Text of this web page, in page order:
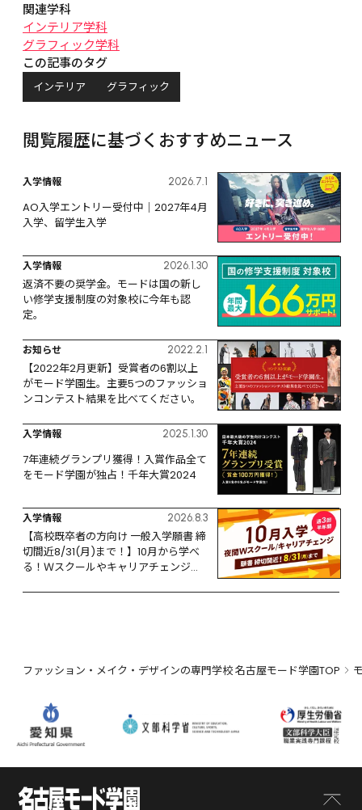
関連学科
インテリア学科
グラフィック学科
この記事のタグ
インテリア グラフィック
閲覧履歴に基づくおすすめニュース
入学情報 2026.7.1
AO入学エントリー受付中｜2027年4月
入学、留学生入学
入学情報 2026.1.30
返済不要の奨学金。モードは国の新し
い修学支援制度の対象校に今年も認
定。
お知らせ 2022.2.1
【2022年2月更新】受賞者の6割以上
がモード学園生。主要5つのファッショ
ンコンテスト結果を比べてください。
入学情報 2025.1.30
7年連続グランプリ獲得！入賞作品全て
をモード学園が独占！千年大賞2024
入学情報 2026.8.3
【高校既卒者の方向け 一般入学願書 締
切間近8/31(月)まで！】10月から学べ
る！Ｗスクールやキャリアチェンジな
ファッション・メイク・デザインの専門学校 名古屋モード学園TOP